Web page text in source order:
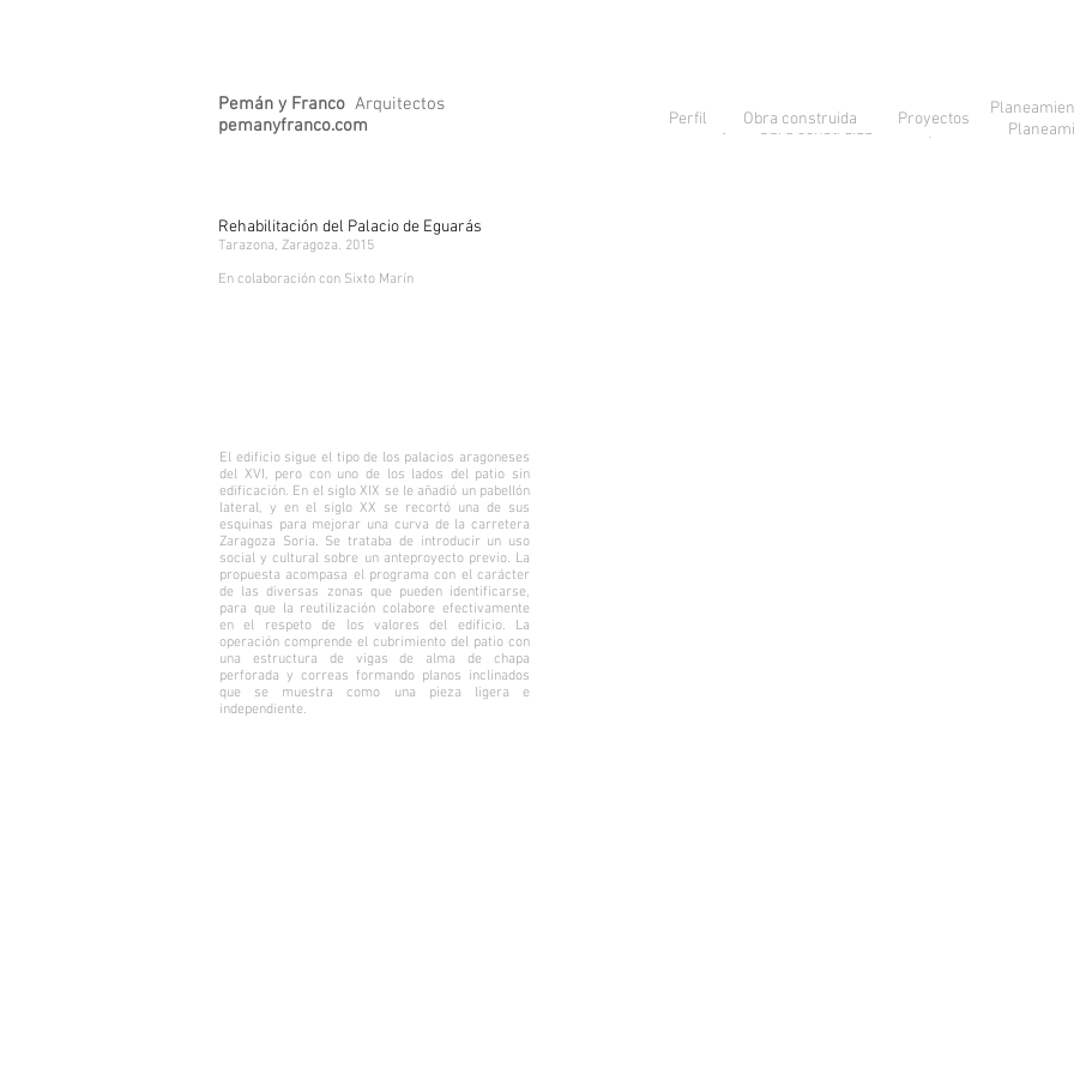
Pemán y Franco Arquitectos
pemanyfranco.com
Perfil Obra construida Proyectos
Rehabilitación del Palacio de Eguarás
Tarazona, Zaragoza. 2015
En colaboración con Sixto Marín
El edificio sigue el tipo de los palacios aragoneses
del XVI, pero con uno de los lados del patio sin
edificación. En el siglo XIX se le añadió un pabellón
lateral, y en el siglo XX se recortó una de sus
esquinas para mejorar una curva de la carretera
Zaragoza Soria. Se trataba de introducir un uso
social y cultural sobre un anteproyecto previo. La
propuesta acompasa el programa con el carácter
de las diversas zonas que pueden identificarse,
para que la reutilización colabore efectivamente
en el respeto de los valores del edificio. La
operación comprende el cubrimiento del patio con
una estructura de vigas de alma de chapa
perforada y correas formando planos inclinados
que se muestra como una pieza ligera e
independiente.
Perfil Obra construida Proyectos